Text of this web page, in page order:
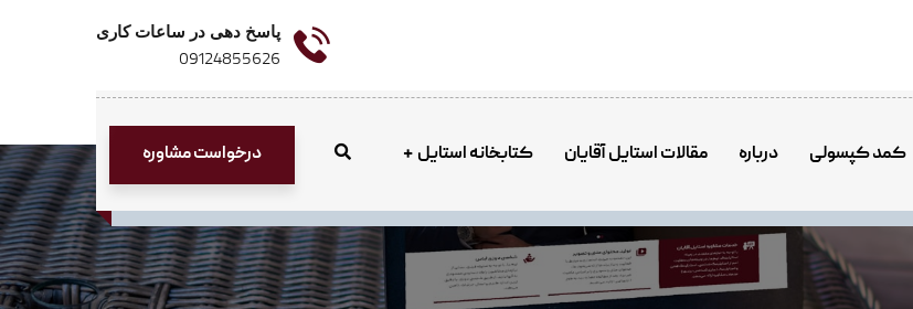
پاسخ دهی در ساعات کاری
09124855626
کمد کپسولی درباره مقالات استایل آقایان کتابخانه استایل درخواست مشاوره